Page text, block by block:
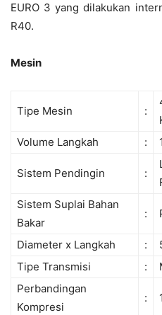
EURO 3 yang dilakukan
R40.
Mesin
Tipe Mesin :
Volume Langkah
:
Sistem Pendingin :
Sistem Suplai Bahan
Bakar
:
Diameter x Langkah :
Tipe Transmisi
:
Perbandingan
Kompresi
: